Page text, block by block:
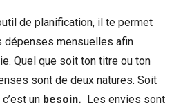
de planification, il te permet
dépenses mensuelles afin
Quel que soit ton titre ou ton
sont de deux natures. Soit
un besoin. Les envies sont